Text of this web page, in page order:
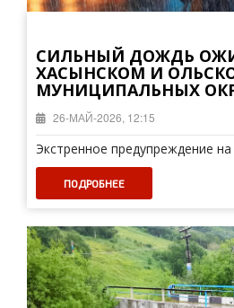
СИЛЬНЫЙ ДОЖДЬ
ХАСЫНСКОМ И
МУНИЦИПАЛЬНЫХ
26-МАЙ-2026, 12:15
Экстренное предупреждение
ПОДРОБНЕЕ